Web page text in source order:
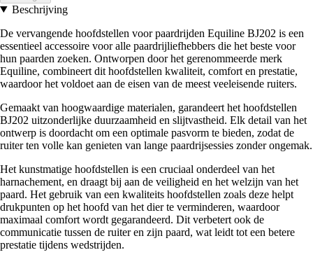
Beschrijving
De vervangende hoofdstellen voor paardrijden Equiline BJ202 is een
essentieel accessoire voor alle paardrijliefhebbers die het beste voor
hun paarden zoeken. Ontworpen door het gerenommeerde merk
Equiline, combineert dit hoofdstellen kwaliteit, comfort en prestatie,
waardoor het voldoet aan de eisen van de meest veeleisende ruiters.
Gemaakt van hoogwaardige materialen, garandeert het hoofdstellen
BJ202 uitzonderlijke duurzaamheid en slijtvastheid. Elk detail van het
ontwerp is doordacht om een optimale pasvorm te bieden, zodat de
ruiter ten volle kan genieten van lange paardrijsessies zonder ongemak.
Het kunstmatige hoofdstellen is een cruciaal onderdeel van het
harnachement, en draagt bij aan de veiligheid en het welzijn van het
paard. Het gebruik van een kwaliteits hoofdstellen zoals deze helpt
drukpunten op het hoofd van het dier te verminderen, waardoor
maximaal comfort wordt gegarandeerd. Dit verbetert ook de
communicatie tussen de ruiter en zijn paard, wat leidt tot een betere
prestatie tijdens wedstrijden.